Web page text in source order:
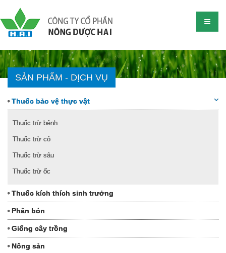
SẢN PHẨM - DỊCH VỤ
Thuốc bảo vệ thực vật
Thuốc trừ bệnh
Thuốc trừ cỏ
Thuốc trừ sâu
Thuốc trừ ốc
Thuốc kích thích sinh trưởng
Phân bón
Giống cây trồng
Nông sản